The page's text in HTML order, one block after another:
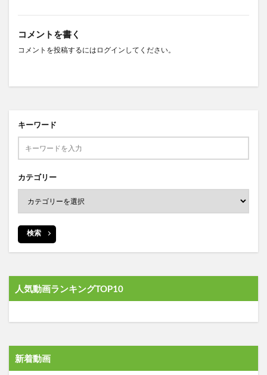
コメントを書く
コメントを投稿するには ログイン してください。
キーワード
カテゴリー
検索
人気動画ランキングTOP10
新着動画